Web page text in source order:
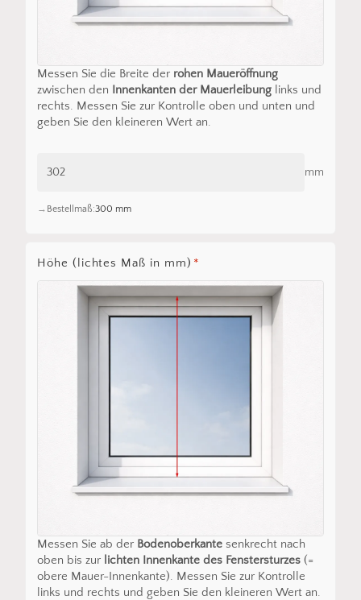
Messen Sie die Breite der rohen Maueröffnung
zwischen den Innenkanten der Mauerleibunglinks und
rechts. Messen Sie zur Kontrolle oben und unten und
geben Sie den kleineren Wert an.
mm
Bestellmaß:300 mm
Höhe (lichtes Maß in mm) *
Messen Sie ab der Bodenoberkantesenkrecht nach
oben bis zur lichten Innenkante des Fenstersturzes(=
obere Mauer-Innenkante). Messen Sie zur Kontrolle
links und rechts und geben Sie den kleineren Wert an.